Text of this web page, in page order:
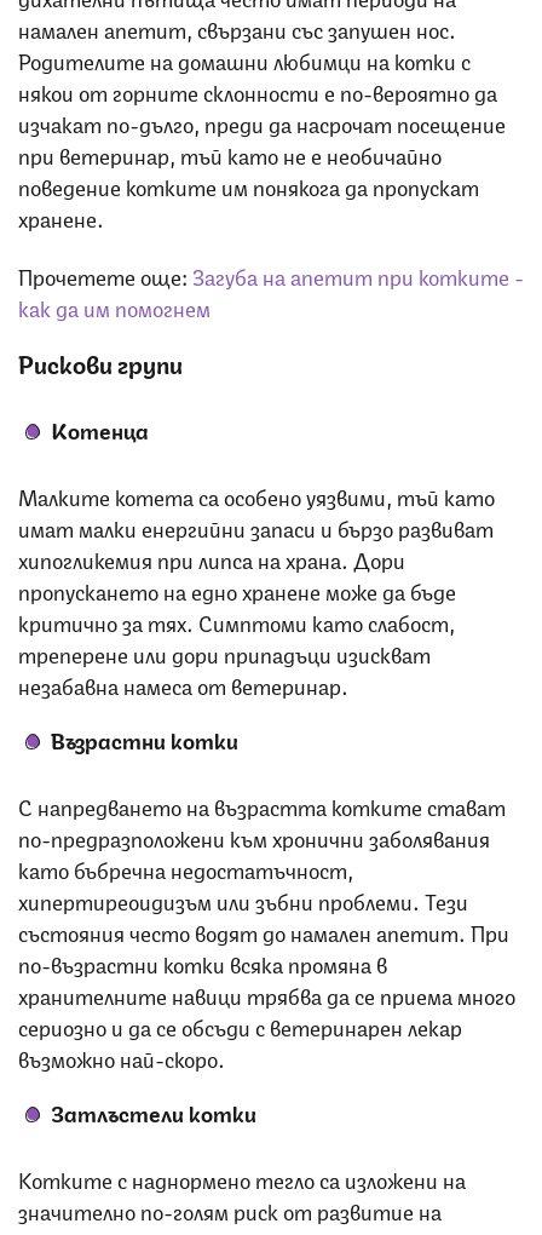
намален апетит, свързани със запушен нос.
Родителите на домашни любимци на котки с
някои от горните склонности е по-вероятно да
изчакат по-дълго, преди да насрочат посещение
при ветеринар, тъй като не е необичайно
поведение котките им понякога да пропускат
хранене.
Прочетете още: Загуба на апетит при котките -
как да им помогнем
Рискови групи
Котенца
Малките котета са особено уязвими, тъй като
имат малки енергийни запаси и бързо развиват
хипогликемия при липса на храна. Дори
пропускането на едно хранене може да бъде
критично за тях. Симптоми като слабост,
треперене или дори припадъци изискват
незабавна намеса от ветеринар.
Възрастни котки
С напредването на възрастта котките стават
по-предразположени към хронични заболявания
като бъбречна недостатъчност,
хипертиреоидизъм или зъбни проблеми. Тези
състояния често водят до намален апетит. При
по-възрастни котки всяка промяна в
хранителните навици трябва да се приема много
сериозно и да се обсъди с ветеринарен лекар
възможно най-скоро.
Затлъстели котки
Котките с наднормено тегло са изложени на
значително по-голям риск от развитие на